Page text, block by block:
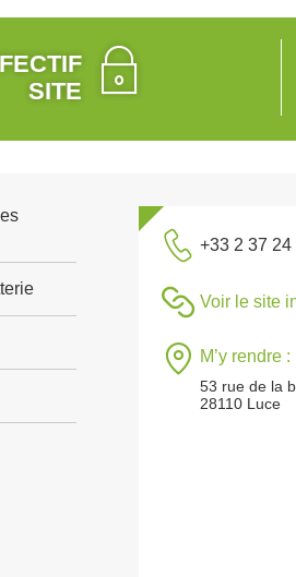
SITE
+33 2 37 24
Voir le site
M’y rendre :
53 rue de la
28110 Luce